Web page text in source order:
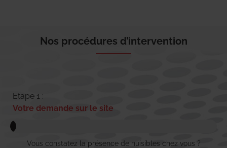
Nos procédures d’intervention
Etape 1 :
Votre demande sur le site
Vous constatez la présence de nuisibles chez vous ?